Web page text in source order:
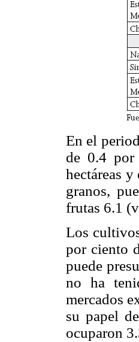
En el
de 0.4 por
hectáreas
granos,
frutas 6.1
Los
por ciento
puede
no ha
mercados
su papel
ocuparon